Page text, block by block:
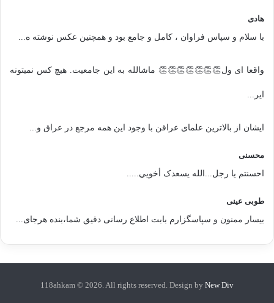
هادی
با سلام و سپاس فراوان ، کامل و جامع بود و همچنین عکس نوشته ه...
واقعا ای ول👏👏👏👏👏👏👏 ماشالله به این جامعیت. هیچ کس نمیتونه
ایر...
ایشان از بالاترین علمای عراقن با وجود این همه مرجع در عراق و...
محسنی
احسنتم یا رجل...الله یسعدک أخويي.....
طوبی عینی
بیسار ممنون و سپاسگزارم بابت اطلاع رسانی دقیق شما،بنده هرجای...
118ahkam © 2026. All rights reserved. Design by New Div